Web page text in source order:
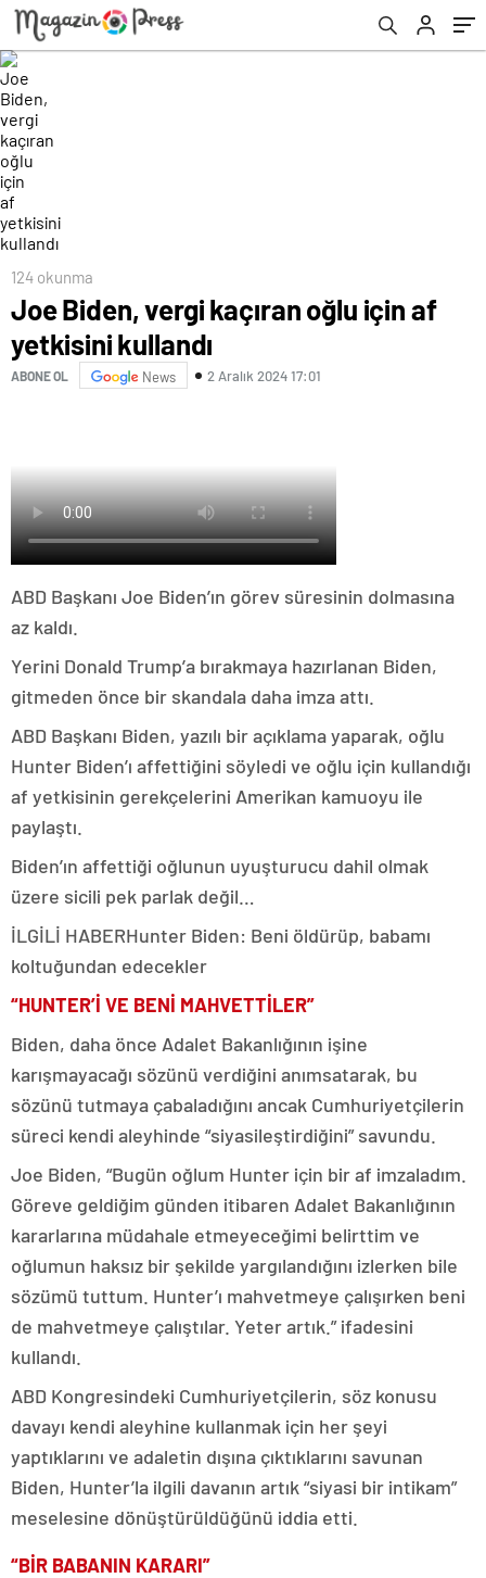
124 okunma
Joe Biden, vergi kaçıran oğlu için af
yetkisini kullandı
ABONE OL News 2 Aralık 2024 17:01
ABD Başkanı Joe Biden’ın görev süresinin dolmasına
az kaldı.
Yerini Donald Trump’a bırakmaya hazırlanan Biden,
gitmeden önce bir skandala daha imza attı.
ABD Başkanı Biden, yazılı bir açıklama yaparak, oğlu
Hunter Biden’ı affettiğini söyledi ve oğlu için kullandığı
af yetkisinin gerekçelerini Amerikan kamuoyu ile
paylaştı.
Biden’ın affettiği oğlunun uyuşturucu dahil olmak
üzere sicili pek parlak değil…
İLGİLİ HABERHunter Biden: Beni öldürüp, babamı
koltuğundan edecekler
“HUNTER’İ VE BENİ MAHVETTİLER”
Biden, daha önce Adalet Bakanlığının işine
karışmayacağı sözünü verdiğini anımsatarak, bu
sözünü tutmaya çabaladığını ancak Cumhuriyetçilerin
süreci kendi aleyhinde “siyasileştirdiğini” savundu.
Joe Biden, “Bugün oğlum Hunter için bir af imzaladım.
Göreve geldiğim günden itibaren Adalet Bakanlığının
kararlarına müdahale etmeyeceğimi belirttim ve
oğlumun haksız bir şekilde yargılandığını izlerken bile
sözümü tuttum. Hunter’ı mahvetmeye çalışırken beni
de mahvetmeye çalıştılar. Yeter artık.” ifadesini
kullandı.
ABD Kongresindeki Cumhuriyetçilerin, söz konusu
davayı kendi aleyhine kullanmak için her şeyi
yaptıklarını ve adaletin dışına çıktıklarını savunan
Biden, Hunter’la ilgili davanın artık “siyasi bir intikam”
meselesine dönüştürüldüğünü iddia etti.
“BİR BABANIN KARARI”